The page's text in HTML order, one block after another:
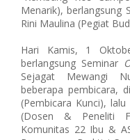
Menarik), berlangsung
Rini Maulina (Pegiat
Hari Kamis, 1
berlangsung Seminar
Sejagat Mewangi
beberapa pembicara,
(Pembicara Kunci),
(Dosen & Peneliti
Komunitas 22 Ibu &